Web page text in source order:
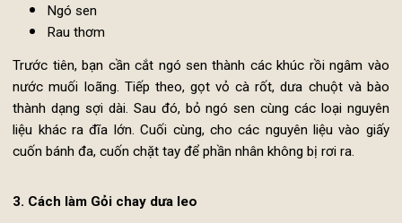
Nguyên liệu làm Gỏi chay ngó sen
Cà-rốt
Dưa chuột
Giá đỗ
Bánh đa cuốn nem
Rau xà lách
Rau thơm